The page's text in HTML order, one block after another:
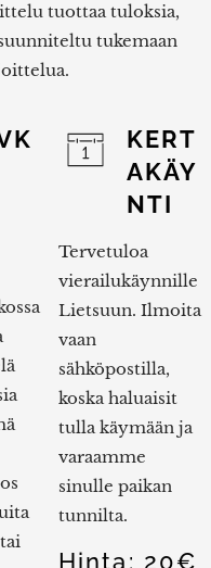
tuottaa tuloksia,
tukemaan
KERT
AKÄY
NTI
Tervetuloa
vierailukäynnille
Lietsuun. Ilmoita
vaan
sähköpostilla,
koska haluaisit
tulla käymään ja
varaamme
sinulle paikan
tunnilta.
Hinta: 20€